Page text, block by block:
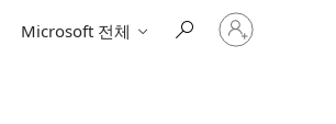
Microsoft 전체
귀
하